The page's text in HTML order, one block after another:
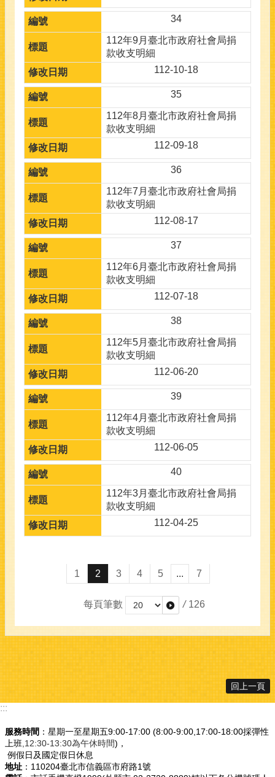
34
112年9月臺北市政府社會局捐
款收支明細
112-10-18
35
112年8月臺北市政府社會局捐
款收支明細
112-09-18
36
112年7月臺北市政府社會局捐
款收支明細
112-08-17
37
112年6月臺北市政府社會局捐
款收支明細
112-07-18
38
112年5月臺北市政府社會局捐
款收支明細
112-06-20
39
112年4月臺北市政府社會局捐
款收支明細
112-06-05
40
112年3月臺北市政府社會局捐
款收支明細
112-04-25
1 2 3 4 5 ... 7
每頁筆數 / 126
回上一頁
:::
服務時間 ：星期一至星期五9:00-17:00 (8:00-9:00,17:00-18:00採彈性
上班 ,12:30-13:30為午休時間)，
例假日及國定假日休息
地址 ：110204臺北市信義區市府路1號